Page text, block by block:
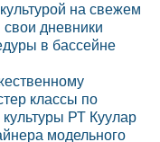
на свежем
свои дневники
в бассейне
классы по
РТ Куулар
модельного